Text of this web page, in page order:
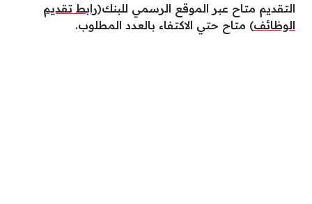
التقديم متاح عبر الموقع الرسمي للبنك(رابط تقديم
الوظائف) متاح حتي الاكتفاء بالعدد المطلوب.